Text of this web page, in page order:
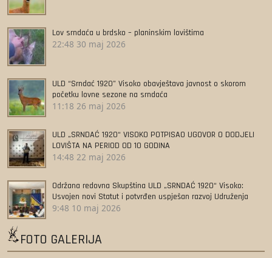
Lov srndaća u brdsko – planinskim lovištima
22:48 30 maj 2026
ULD “Srndać 1920” Visoko obavještava javnost o skorom
početku lovne sezone na srndaća
11:18 26 maj 2026
ULD „SRNDAĆ 1920“ VISOKO POTPISAO UGOVOR O DODJELI
LOVIŠTA NA PERIOD OD 10 GODINA
14:48 22 maj 2026
Održana redovna Skupština ULD „SRNDAĆ 1920“ Visoko:
Usvojen novi Statut i potvrđen uspješan razvoj Udruženja
9:48 10 maj 2026
FOTO GALERIJA